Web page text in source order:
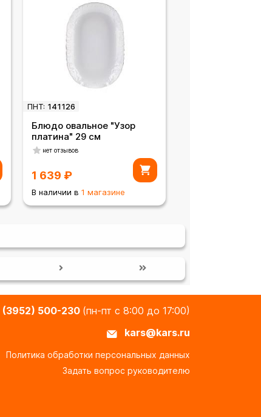
ПНТ: 141126
Блюдо овальное "Узор
платина" 29 см
нет отзывов
1 639 ₽
В наличии в 1 магазине
(3952) 500-230 (пн-пт с 8:00 до 17:00)
kars@kars.ru
Политика обработки персональных данных
Задать вопрос руководителю